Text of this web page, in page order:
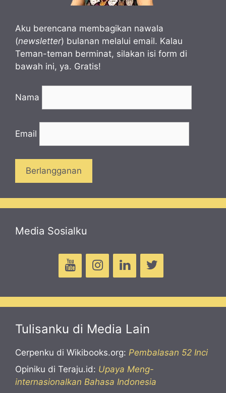
Aku berencana membagikan nawala
(newsletter) bulanan melalui email. Kalau
Teman-teman berminat, silakan isi form di
bawah ini, ya. Gratis!
Nama
Email
Media Sosialku
Tulisanku di Media Lain
Cerpenku di Wikibooks.org: Pembalasan 52 Inci
Opiniku di Teraju.id: Upaya Meng-
internasionalkan Bahasa Indonesia